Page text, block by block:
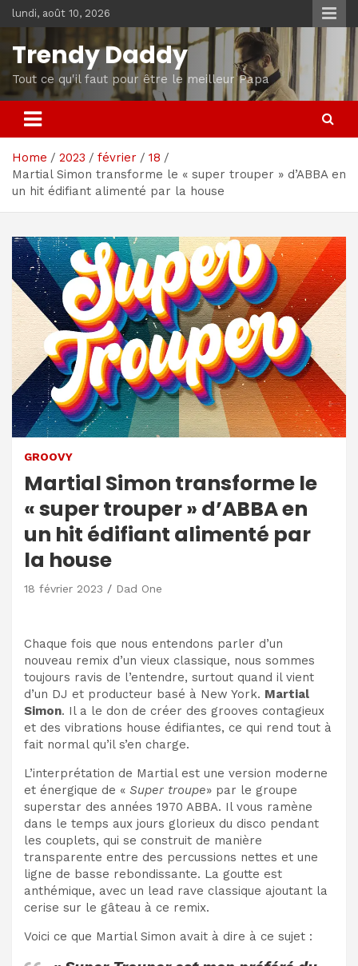
Skip
to
content
lundi, août 10, 2026
Trendy Daddy
Tout ce qu'il faut pour être le meilleur Papa
Home 2023 février
18
Martial Simon transforme le « super trouper » d’ABBA en
un hit édifiant alimenté par la house
GROOVY
Martial Simon transforme le
« super trouper » d’ABBA en
un hit édifiant alimenté par
la house
18 février 2023 Dad One
Chaque fois que nous entendons parler d’un
nouveau remix d’un vieux classique, nous sommes
toujours ravis de l’entendre, surtout quand il vient
d’un DJ et producteur basé à New York. Martial
Simon. Il a le don de créer des grooves contagieux
et des vibrations house édifiantes, ce qui rend tout à
fait normal qu’il s’en charge.
L’interprétation de Martial est une version moderne
et énergique de « Super troupe» par le groupe
superstar des années 1970 ABBA. Il vous ramène
dans le temps aux jours glorieux du disco pendant
les couplets, qui se construit de manière
transparente entre des percussions nettes et une
ligne de basse rebondissante. La goutte est
anthémique, avec un lead rave classique ajoutant la
cerise sur le gâteau à ce remix.
Voici ce que Martial Simon avait à dire à ce sujet :